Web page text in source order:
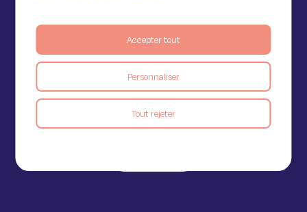
Personnaliser
Tout rejeter
Accepter tout
11 Rue de Provence,
75009 Paris